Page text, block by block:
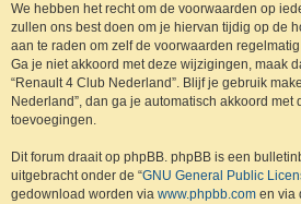
We hebben het recht om de voorwaarden op
zullen ons best doen om je hiervan tijdig op de
aan te raden om zelf de voorwaarden
Ga je niet akkoord met deze wijzigingen, maak
“Renault 4 Club Nederland”. Blijf je gebruik
Nederland”, dan ga je automatisch akkoord met
toevoegingen.
Dit forum draait op phpBB. phpBB is een
uitgebracht onder de “GNU General Public
gedownload worden via www.phpbb.com en via